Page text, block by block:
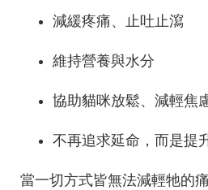
減緩疼痛、止吐止瀉
維持營養與水分
協助貓咪放鬆、減輕焦
不再追求延命，而是提
當一切方式皆無法減輕牠的